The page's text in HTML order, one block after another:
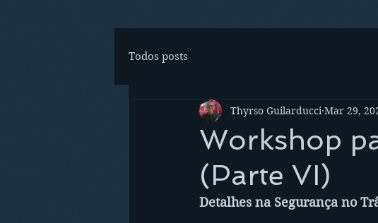
Todos posts
Workshop
(Parte VI)
Thyrso Guilarducci Mar 29,
Detalhes na Segurança no